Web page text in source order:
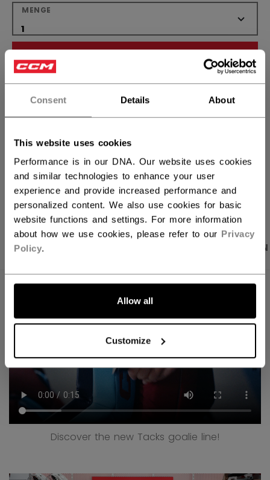
Consent Details About
This website uses cookies
Performance is in our DNA. Our website uses cookies
and similar technologies to enhance your user
experience and provide increased performance and
personalized content. We also use cookies for basic
website functions and settings. For more information
about how we use cookies, please refer to our Privacy
Policy.
Allow all
Customize
MENGE
IN DEN WARENKORB
FILIALVERFÜGBARKEIT
Kostenfreie Rücksendungen
LINKS ZUM
PRODUKTFOTOS ANGABEN
Discover the new Tacks goalie line!